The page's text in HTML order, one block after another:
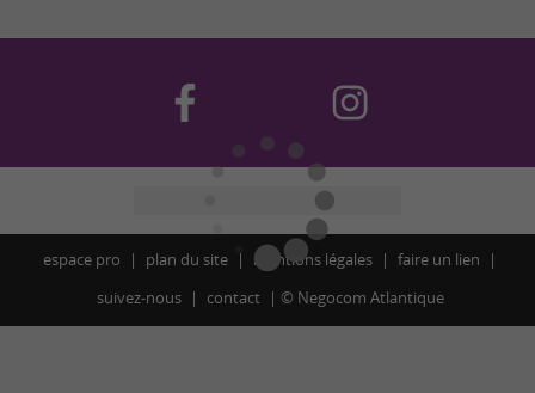
espace pro plan du site mentions légales
faire un lien
suivez-nous
contact © Negocom Atlantique